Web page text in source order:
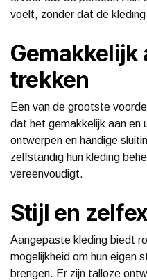
voelt, zonder dat de
Gemakkelijk
trekken
Een van de grootste
dat het gemakkelijk aan en
ontwerpen en handige
zelfstandig hun kleding
vereenvoudigt.
Stijl en
Aangepaste kleding biedt
mogelijkheid om hun eigen
brengen. Er zijn talloze